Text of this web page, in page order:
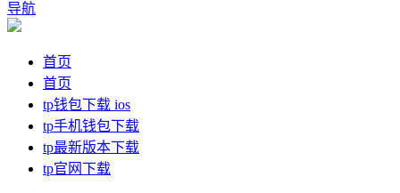
导航
首页
首页
tp钱包下载 ios
tp手机钱包下载
tp最新版本下载
tp官网下载